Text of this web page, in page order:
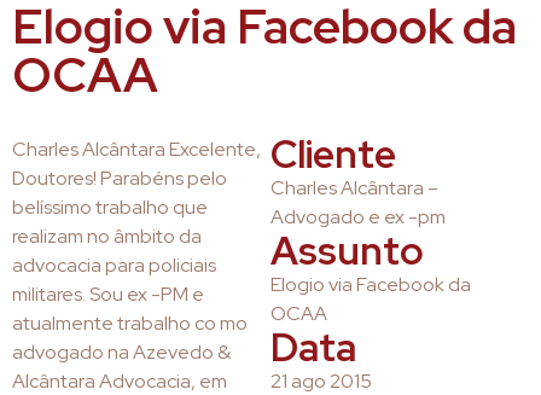
Elogio via Facebook da
OCAA
Charles Alcântara Excelente,
Doutores! Parabéns pelo
belíssimo trabalho que
realizam no âmbito da
advocacia para policiais
militares. Sou ex -PM e
atualmente trabalho co mo
advogado na Azevedo &
Alcântara Advocacia, em
Cliente
Charles Alcântara –
Advogado e ex -pm
Assunto
Elogio via Facebook da
OCAA
Data
21 ago 2015